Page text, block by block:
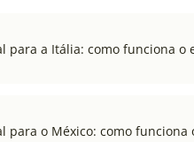
para a Itália: como funciona o
para o México: como funciona